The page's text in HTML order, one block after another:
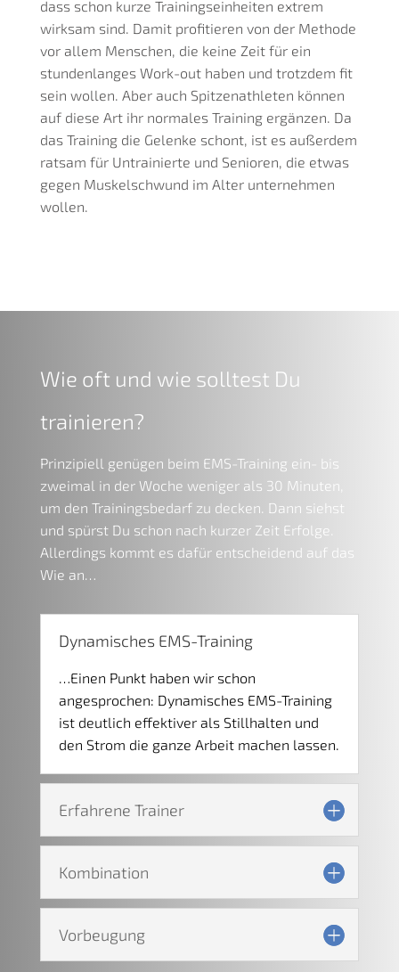
dass schon kurze Trainingseinheiten extrem
wirksam sind. Damit profitieren von der Methode
vor allem Menschen, die keine Zeit für ein
stundenlanges Work-out haben und trotzdem fit
sein wollen. Aber auch Spitzenathleten können
auf diese Art ihr normales Training ergänzen. Da
das Training die Gelenke schont, ist es außerdem
ratsam für Untrainierte und Senioren, die etwas
gegen Muskelschwund im Alter unternehmen
wollen.
Wie oft und wie solltest Du
trainieren?
Prinzipiell genügen beim EMS-Training ein- bis
zweimal in der Woche weniger als 30 Minuten,
um den Trainingsbedarf zu decken. Dann siehst
und spürst Du schon nach kurzer Zeit Erfolge.
Allerdings kommt es dafür entscheidend auf das
Wie an…
Dynamisches EMS-Training
…Einen Punkt haben wir schon
angesprochen: Dynamisches EMS-Training
ist deutlich effektiver als Stillhalten und
den Strom die ganze Arbeit machen lassen.
Erfahrene Trainer
Kombination
Vorbeugung